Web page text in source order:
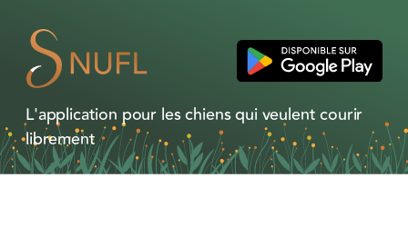
L'application pour les chiens qui veulent courir
librement